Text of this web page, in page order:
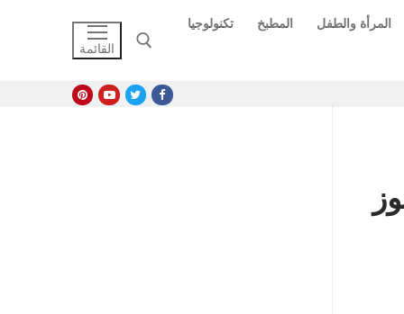
المرأة والطفل المطبخ تكنولوجيا
القائمة